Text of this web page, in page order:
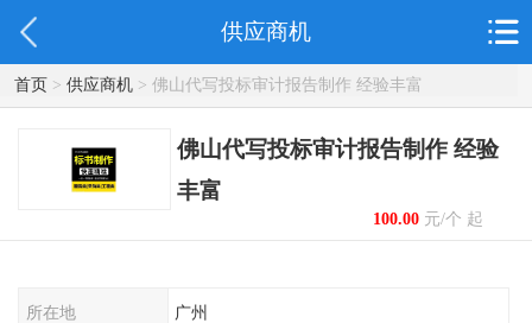
供应商机
首页> 供应商机> 佛山代写投标审计报告制作 经验丰富
佛山代写投标审计报告制作 经验
丰富
100.00元/个 起
所在地 广州